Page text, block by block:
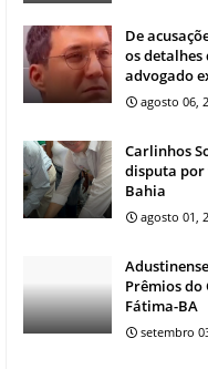
De
os
advogado
agosto 06,
Carlinhos
disputa por
Bahia
agosto 01,
Prêmios do
Fátima-BA
setembro